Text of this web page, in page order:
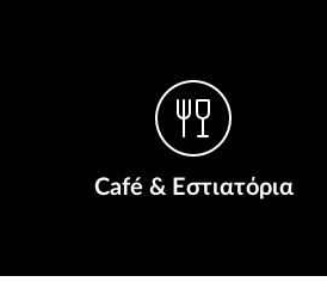
Café & Εστιατόρια